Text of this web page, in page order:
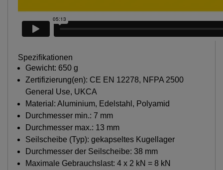
Spezifikationen
Gewicht: 650 g
Zertifizierung(en): CE EN 12278, NFPA 2500
General Use, UKCA
Material: Aluminium, Edelstahl, Polyamid
Durchmesser min.: 7 mm
Durchmesser max.: 13 mm
Seilscheibe (Typ): gekapseltes Kugellager
Durchmesser der Seilscheibe: 38 mm
Maximale Gebrauchslast: 4 x 2 kN = 8 kN